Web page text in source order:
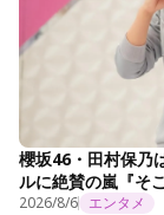
櫻坂46・田村保乃
ルに絶賛の嵐『そ
2026/8/6 エンタメ